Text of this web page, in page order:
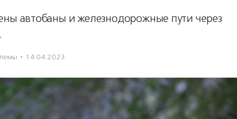
автобаны и железнодорожные пути через
· 14.04.2023